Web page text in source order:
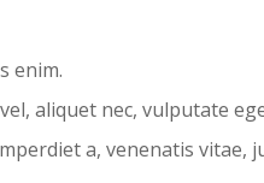
enim.
aliquet nec, vulputate
a, venenatis vitae,